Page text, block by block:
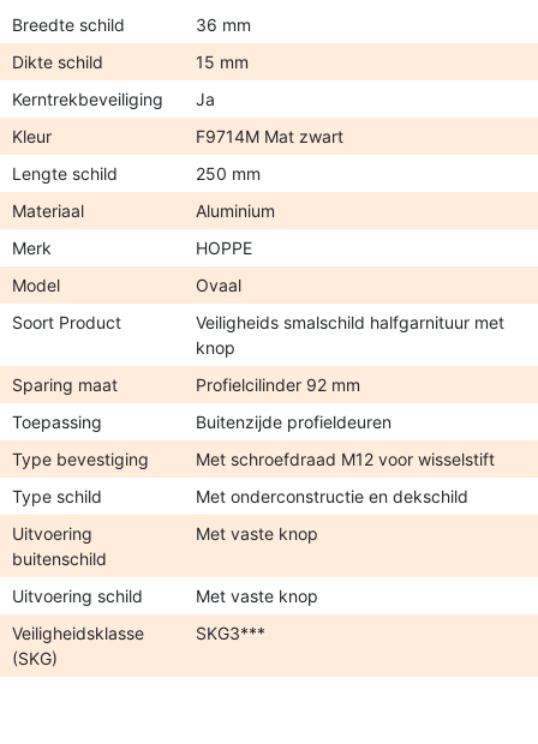
Breedte schild
36 mm
Dikte schild
15 mm
Kerntrekbeveiliging
Ja
Kleur
F9714M Mat zwart
Lengte schild
250 mm
Materiaal
Aluminium
Merk
HOPPE
Model
Ovaal
Soort Product
Veiligheids smalschild halfgarnituur met
knop
Sparing maat
Profielcilinder 92 mm
Toepassing
Buitenzijde profieldeuren
Type bevestiging
Met schroefdraad M12 voor wisselstift
Type schild
Met onderconstructie en dekschild
Uitvoering
buitenschild
Met vaste knop
Uitvoering schild
Met vaste knop
Veiligheidsklasse
(SKG)
SKG3***